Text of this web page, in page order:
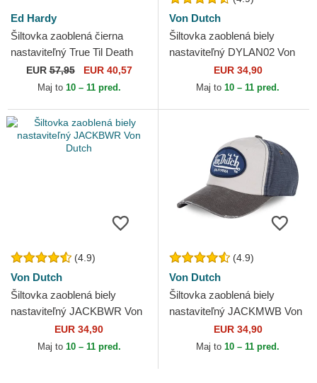
Ed Hardy
Šiltovka zaoblená čierna
nastaviteľný True Til Death
Ed Hardy
EUR57,95 EUR 40,57
Maj to 10 – 11 pred.
Von Dutch
Šiltovka zaoblená biely
nastaviteľný DYLAN02 Von
EUR 34,90
Maj to 10 – 11 pred.
(4.9)
Von Dutch
Šiltovka zaoblená biely
nastaviteľný JACKBWR Von
EUR 34,90
Maj to 10 – 11 pred.
(4.9)
Von Dutch
Šiltovka zaoblená biely
nastaviteľný JACKMWB Von
EUR 34,90
Maj to 10 – 11 pred.